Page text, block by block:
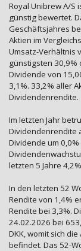
Royal Unibrew A/S
günstig bewertet.
Geschäftsjahres
Aktien im
Umsatz-Verhältnis
günstigsten 30,9%
Dividende von
3,1%. 33,2% aller
Dividendenrendite.
Im letzten Jahr
Dividendenrendite
Dividende um
letzten 5 Jahre
In den letzten 52
Rendite von 1,4%
Rendite bei 3,3%.
24.02.2026 bei
DKK, womit sich
befindet. Das 52-